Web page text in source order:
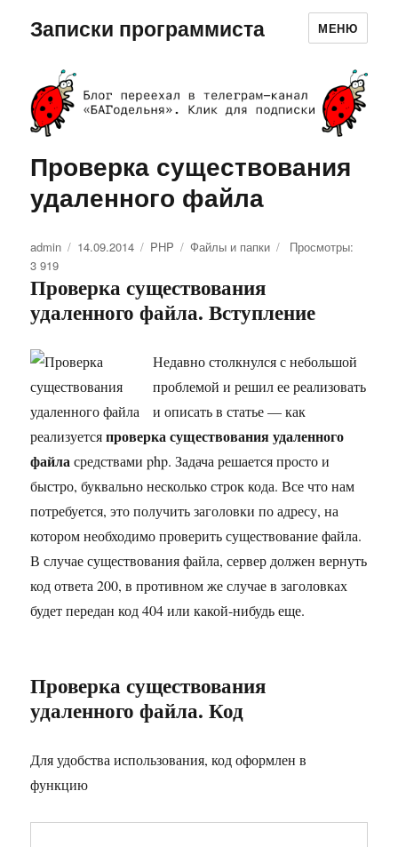
Записки программиста МЕНЮ
Проверка существования
удаленного файла
Автор
admin Опубликовано
14.09.2014 Рубрики
PHP Метки
Файлы и папки
Просмотры:
3 919
Проверка существования
удаленного файла. Вступление
Недавно столкнулся с небольшой
проблемой и решил ее реализовать
и описать в статье — как
реализуетсяпроверка существования удаленного
файласредствами php. Задача решается просто и
быстро, буквально несколько строк кода. Все что нам
потребуется, это получить заголовки по адресу, на
котором необходимо проверить существование файла.
В случае существования файла, сервер должен вернуть
код ответа 200, в противном же случае в заголовках
будет передан код 404 или какой-нибудь еще.
Проверка существования
удаленного файла. Код
Для удобства использования, код оформлен в
функцию